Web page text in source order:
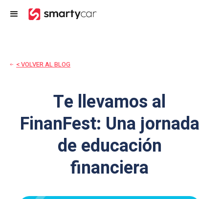
< VOLVER AL BLOG
Te llevamos al
FinanFest: Una jornada
de educación
financiera